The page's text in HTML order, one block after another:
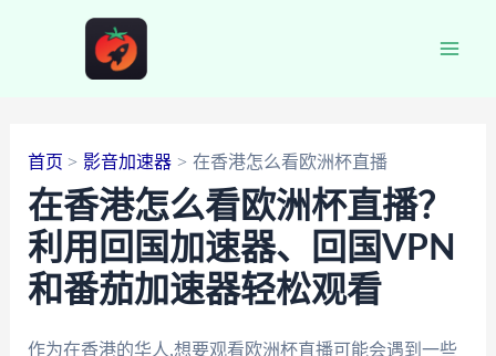
首页 影音加速器 在香港怎么看欧洲杯直播
在香港怎么看欧洲杯直播？
利用回国加速器、回国VPN
和番茄加速器轻松观看
作为在香港的华人,想要观看欧洲杯直播可能会遇到一些